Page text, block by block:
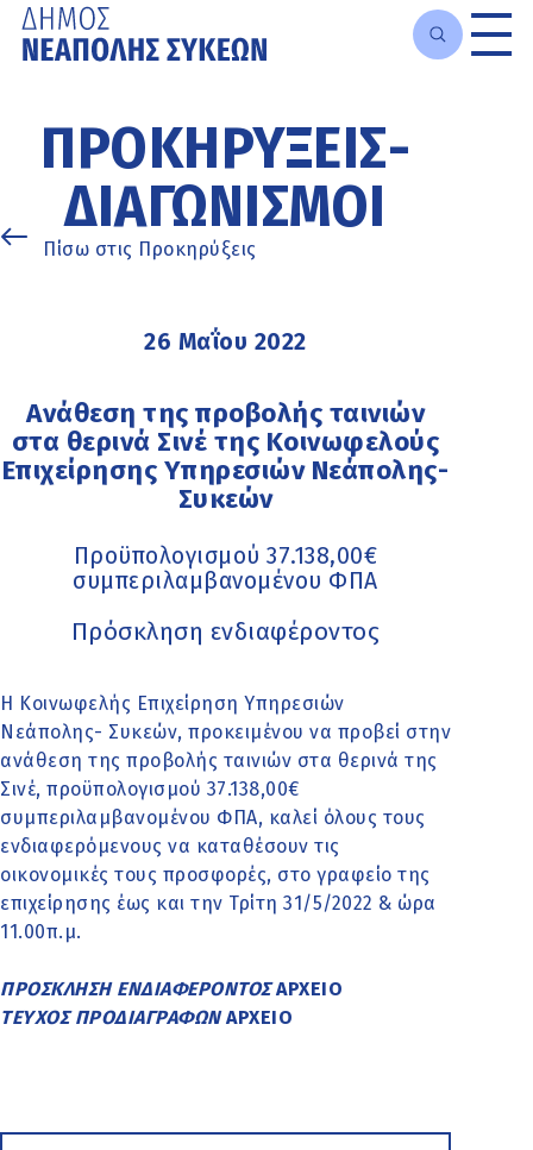
κυρίως
περιεχόμενο
ΠΡΟΚΗΡΎΞΕΙΣ-
ΔΙΑΓΩΝΙΣΜΟΊ
Πίσω στις Προκηρύξεις
26 Μαΐου 2022
Ανάθεση της προβολής ταινιών
στα θερινά Σινέ της Κοινωφελούς
Επιχείρησης Υπηρεσιών Νεάπολης-
Συκεών
Προϋπολογισμού 37.138,00€
συμπεριλαμβανομένου ΦΠΑ
Πρόσκληση ενδιαφέροντος
Η Κοινωφελής Επιχείρηση Υπηρεσιών
Νεάπολης- Συκεών, προκειμένου να προβεί στην
ανάθεση της προβολής ταινιών στα θερινά της
Σινέ, προϋπολογισμού 37.138,00€
συμπεριλαμβανομένου ΦΠΑ, καλεί όλους τους
ενδιαφερόμενους να καταθέσουν τις
οικονομικές τους προσφορές, στο γραφείο της
επιχείρησης έως και την Τρίτη 31/5/2022 & ώρα
11.00π.μ.
ΠΡΟΣΚΛΗΣΗ ΕΝΔΙΑΦΕΡΟΝΤΟΣΑΡΧΕΙΟ
ΤΕΥΧΟΣ ΠΡΟΔΙΑΓΡΑΦΩΝΑΡΧΕΙΟ